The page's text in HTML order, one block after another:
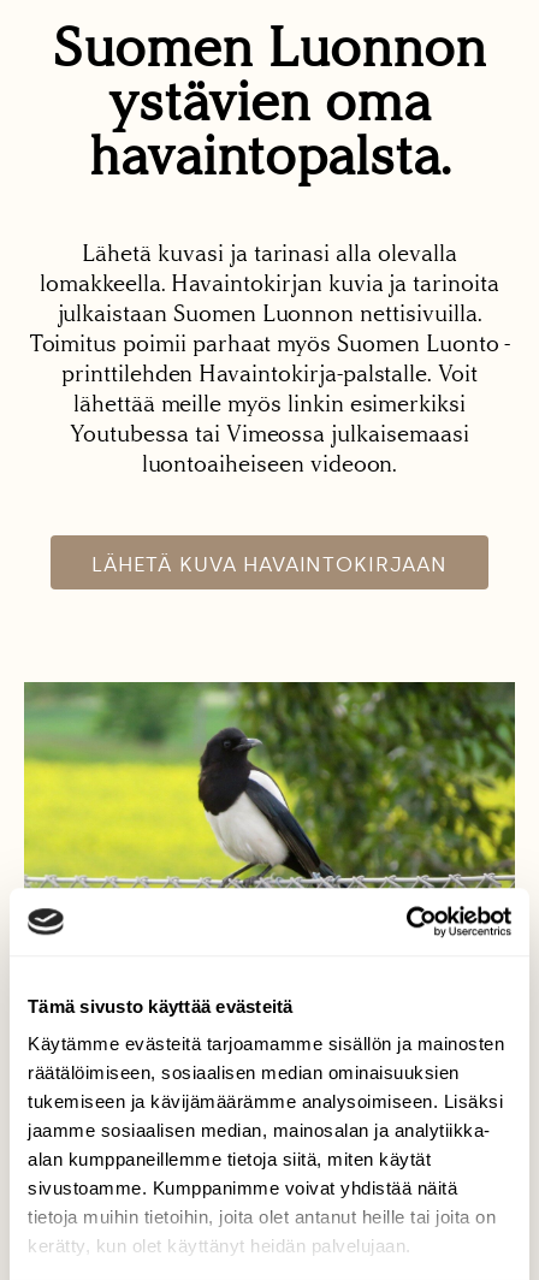
Tämä sivusto käyttää evästeitä
Käytämme evästeitä tarjoamamme sisällön ja mainosten
räätälöimiseen, sosiaalisen median ominaisuuksien
tukemiseen ja kävijämäärämme analysoimiseen. Lisäksi
jaamme sosiaalisen median, mainosalan ja analytiikka-
alan kumppaneillemme tietoja siitä, miten käytät
sivustoamme. Kumppanimme voivat yhdistää näitä
tietoja muihin tietoihin, joita olet antanut heille tai joita on
kerätty, kun olet käyttänyt heidän palvelujaan.
Suomen Luonnon
ystävien oma
havaintopalsta.
Lähetä kuvasi ja tarinasi alla olevalla
lomakkeella. Havaintokirjan kuvia ja tarinoita
julkaistaan Suomen Luonnon nettisivuilla.
Toimitus poimii parhaat myös Suomen Luonto -
printtilehden Havaintokirja-palstalle. Voit
lähettää meille myös linkin esimerkiksi
Youtubessa tai Vimeossa julkaisemaasi
luontoaiheiseen videoon.
LÄHETÄ KUVA HAVAINTOKIRJAAN
Harakka aidalla
Näytti seurailevan moottoritien vilkasta
liikennettä.
Valokuvaaja: Risto Kangassalo, Turun kehätien
varsi, Raisio 10.6.2025